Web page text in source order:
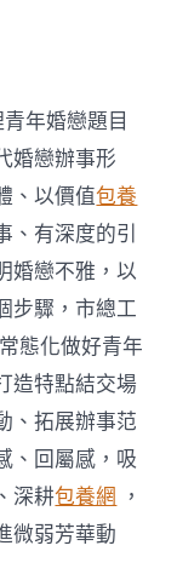
年婚戀題目
婚戀辦事形
、以價值包養
有深度的引
婚戀不雅，以
步驟，市總工
態化做好青年
造特點結交場
、拓展辦事范
、回屬感，吸
深耕包養網 ，
微弱芳華動